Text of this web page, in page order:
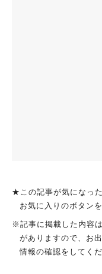
★この記事が気になっ
お気に入りのボタン
※記事に掲載した内容
がありますので、お
情報の確認をしてく